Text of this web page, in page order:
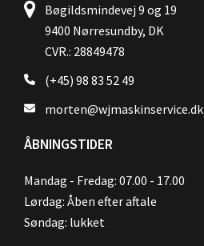
Bøgildsmindevej 9 og 19
9400 Nørresundby, DK
CVR.: 28849478
(+45) 98 83 52 49
morten@wjmaskinservice.dk
ÅBNINGSTIDER
Mandag - Fredag: 07.00 - 17.00
Lørdag: Åben efter aftale
Søndag: lukket